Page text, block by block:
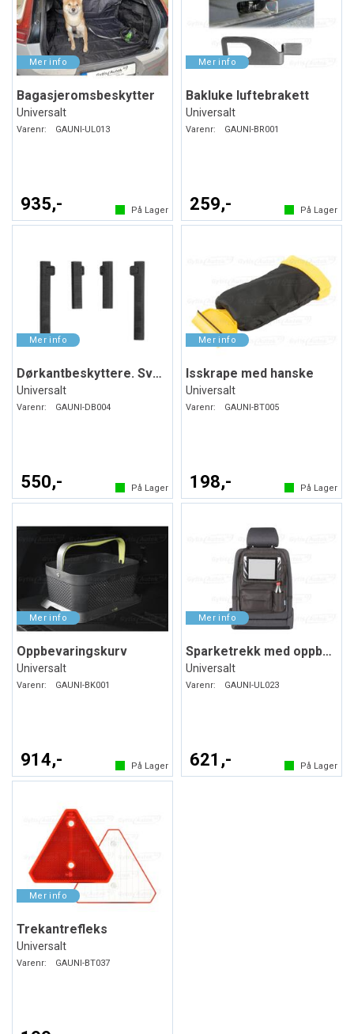
Bagasjeromsbeskytter
Universalt
Varenr: GAUNI-UL013
935,- På Lager
Bakluke luftebrakett
Universalt
Varenr: GAUNI-BR001
259,- På Lager
Dørkantbeskyttere. Svart. Myk plast
Universalt
Varenr: GAUNI-DB004
550,- På Lager
Isskrape med hanske
Universalt
Varenr: GAUNI-BT005
198,- På Lager
Oppbevaringskurv
Universalt
Varenr: GAUNI-BK001
914,- På Lager
Sparketrekk med oppbevaring
Universalt
Varenr: GAUNI-UL023
621,- På Lager
Trekantrefleks
Universalt
Varenr: GAUNI-BT037